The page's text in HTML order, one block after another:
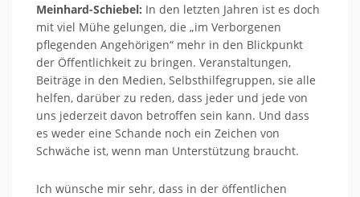
Meinhard-Schiebel: In den letzten Jahren ist es doch
mit viel Mühe gelungen, die „im Verborgenen
pflegenden Angehörigen“ mehr in den Blickpunkt
der Öffentlichkeit zu bringen. Veranstaltungen,
Beiträge in den Medien, Selbsthilfegruppen, sie alle
helfen, darüber zu reden, dass jeder und jede von
uns jederzeit davon betroffen sein kann. Und dass
es weder eine Schande noch ein Zeichen von
Schwäche ist, wenn man Unterstützung braucht.
Ich wünsche mir sehr, dass in der öffentlichen